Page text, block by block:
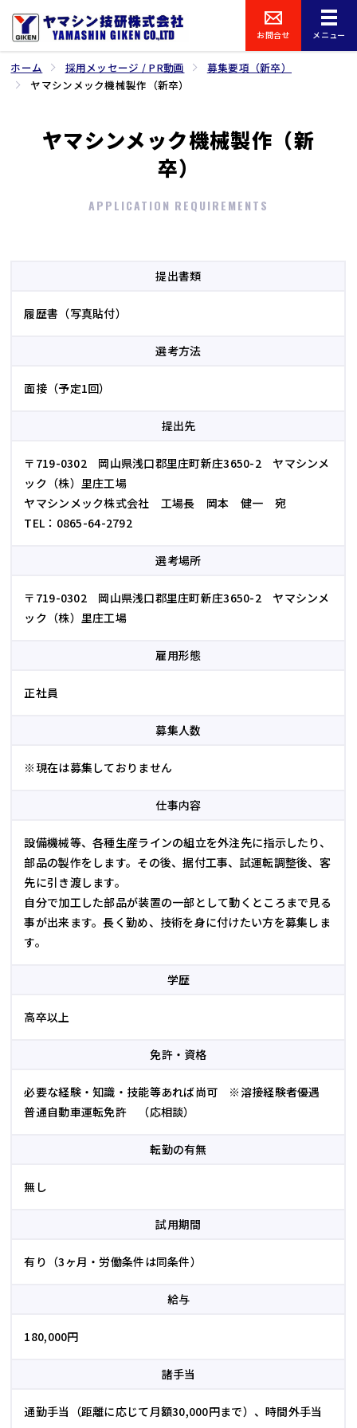
お問合せ メニュー
ホーム 採用メッセージ / PR動画
募集要項（新卒）
ヤマシンメック機械製作（新卒）
ヤマシンメック機械製作（新
卒）
APPLICATION REQUIREMENTS
提出書類
履歴書（写真貼付）
選考方法
面接（予定1回）
提出先
〒719-0302 岡山県浅口郡里庄町新庄3650-2 ヤマシンメ
ック（株）里庄工場
ヤマシンメック株式会社 工場長 岡本 健一 宛
TEL：0865-64-2792
選考場所
〒719-0302 岡山県浅口郡里庄町新庄3650-2 ヤマシンメ
ック（株）里庄工場
雇用形態
正社員
募集人数
※現在は募集しておりません
仕事内容
設備機械等、各種生産ラインの組立を外注先に指示したり、
部品の製作をします。その後、据付工事、試運転調整後、客
先に引き渡します。
自分で加工した部品が装置の一部として動くところまで見る
事が出来ます。長く勤め、技術を身に付けたい方を募集しま
す。
学歴
高卒以上
免許・資格
必要な経験・知識・技能等あれば尚可 ※溶接経験者優遇
普通自動車運転免許 （応相談）
転勤の有無
無し
試用期間
有り（3ヶ月・労働条件は同条件）
給与
180,000円
諸手当
通勤手当（距離に応じて月額30,000円まで）、時間外手当